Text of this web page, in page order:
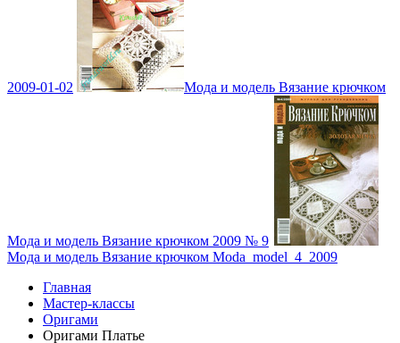
2009-01-02 Мода и модель Вязание крючком
Мода и модель Вязание крючком 2009 № 9
Мода и модель Вязание крючком Moda_model_4_2009
Главная
Мастер-классы
Оригами
Оригами Платье